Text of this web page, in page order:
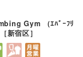
Gym （ｴﾊﾞｰﾌﾘ
新宿区］